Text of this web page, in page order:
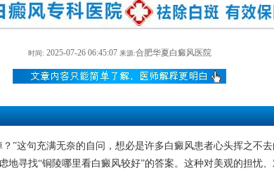
时间: 2025-07-26 06:45:07 来源:合肥华夏白癜风医院
”这句充满无奈的自问，想必是许多白癜风患者心头挥之不去
地寻找“铜陵哪里看白癜风较好”的答案。这种对美观的担忧、